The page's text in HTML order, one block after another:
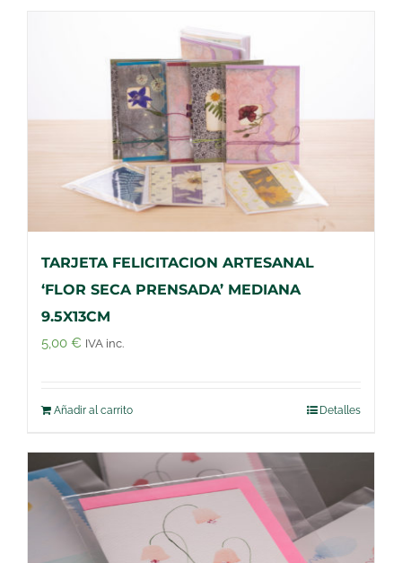
TARJETA FELICITACION ARTESANAL
‘FLOR SECA PRENSADA’ MEDIANA
9.5X13CM
5,00 € IVA inc.
Añadir al carrito Detalles